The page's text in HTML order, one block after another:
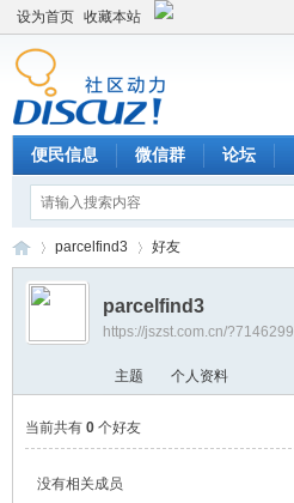
设为首页 收藏本站
便民信息 微信群 论坛
›
parcelfind3 好友
parcelfind3
https://jszst.com.cn/?7146299
主题 个人资料
当前共有 0个好友
没有相关成员